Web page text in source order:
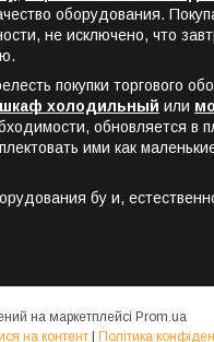
оборудования.
не исключено, что
покупки торгового
шкаф холодильный или
обновляется в
ими как
бу и,
на маркетплейсі Prom.ua
на контент Політика